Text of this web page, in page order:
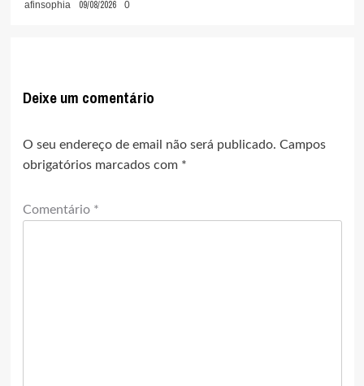
afinsophia 09/08/2026 0
Deixe um comentário
O seu endereço de email não será publicado. Campos
obrigatórios marcados com *
Comentário *